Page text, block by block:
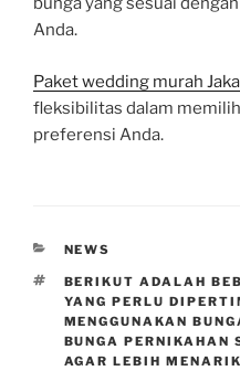
Anda.
Paket wedding murah
fleksibilitas dalam
preferensi Anda.
CATEGORIES
NEWS
TAGS
BERIKUT ADALAH
YANG PERLU
MENGGUNAKAN
BUNGA PERNIKAHAN
AGAR LEBIH MENARIK